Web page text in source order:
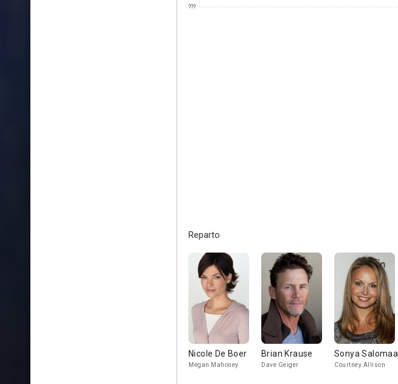
???
Reparto
Nicole De Boer
Megan Mahoney
Brian Krause
Dave Geiger
Sonya Salomaa
Courtney Allison